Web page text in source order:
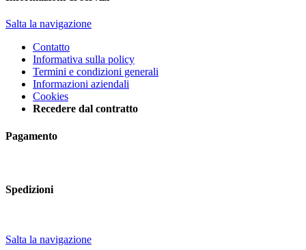
Salta la navigazione
Contatto
Informativa sulla policy
Termini e condizioni generali
Informazioni aziendali
Cookies
Recedere dal contratto
Pagamento
Spedizioni
Salta la navigazione